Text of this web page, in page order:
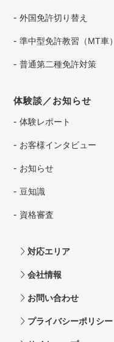
外国免許切り替え
準中型免許教習（MT車）
普通第二種免許対策
体験談／お知らせ
体験レポート
お客様インタビュー
お知らせ
豆知識
資格審査
対応エリア
会社情報
お問い合わせ
プライバシーポリシー